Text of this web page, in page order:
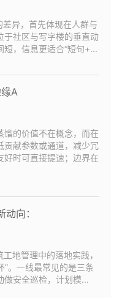
异，首先体现在人群与
于社区与写字楼的垂直动
，信息更适合“短句+...
A
馏的价值不在概念，而在
贡献参数或通道，减少冗
好时可直接提速；边界在
向：
地管理中的落地实践，
”。一线最常见的是三条
做安全巡检，计划模...